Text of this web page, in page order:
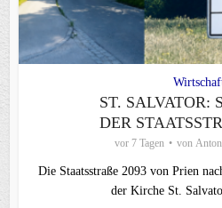
ST. SALVATOR:
DER
vor 7 Tagen von
Die Staatsstraße 2093 von Prien
der Kirche St.